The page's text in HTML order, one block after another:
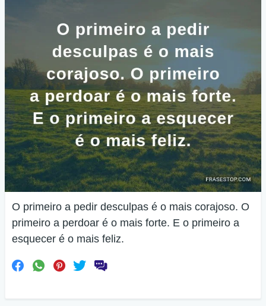
O primeiro a pedir desculpas é o mais corajoso. O
primeiro a perdoar é o mais forte. E o primeiro a
esquecer é o mais feliz.